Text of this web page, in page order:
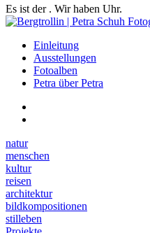
Es ist der . Wir haben Uhr.
Einleitung
Ausstellungen
Fotoalben
Petra über Petra
natur
menschen
kultur
reisen
architektur
bildkompositionen
stilleben